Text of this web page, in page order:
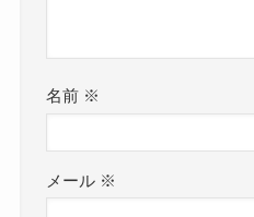
名前 ※
メール ※